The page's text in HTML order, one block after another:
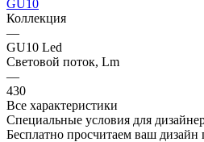
GU10
Коллекция
—
GU10 Led
Световой поток, Lm
—
430
Все характеристики
Специальные условия для
Бесплатно просчитаем ваш дизайн